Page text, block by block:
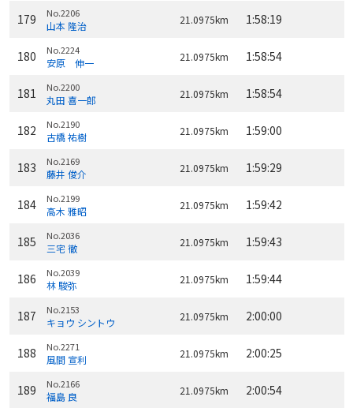
179 No.2206
山本 隆治 21.0975km 1:58:19
180 No.2224
安原 伸一 21.0975km 1:58:54
181 No.2200
丸田 喜一郎 21.0975km 1:58:54
182 No.2190
古橋 祐樹 21.0975km 1:59:00
183 No.2169
藤井 俊介 21.0975km 1:59:29
184 No.2199
高木 雅昭 21.0975km 1:59:42
185 No.2036
三宅 徹 21.0975km 1:59:43
186 No.2039
林 駿弥 21.0975km 1:59:44
187 No.2153
キョウ シントウ 21.0975km 2:00:00
188 No.2271
風間 宣利 21.0975km 2:00:25
189 No.2166
福島 良 21.0975km 2:00:54